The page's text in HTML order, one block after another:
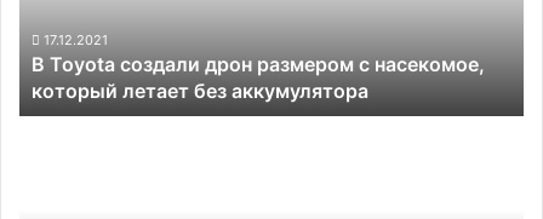
который
летает
без
аккумулятора
17.12.2021
В Toyota создали дрон размером с насекомое,
который летает без аккумулятора